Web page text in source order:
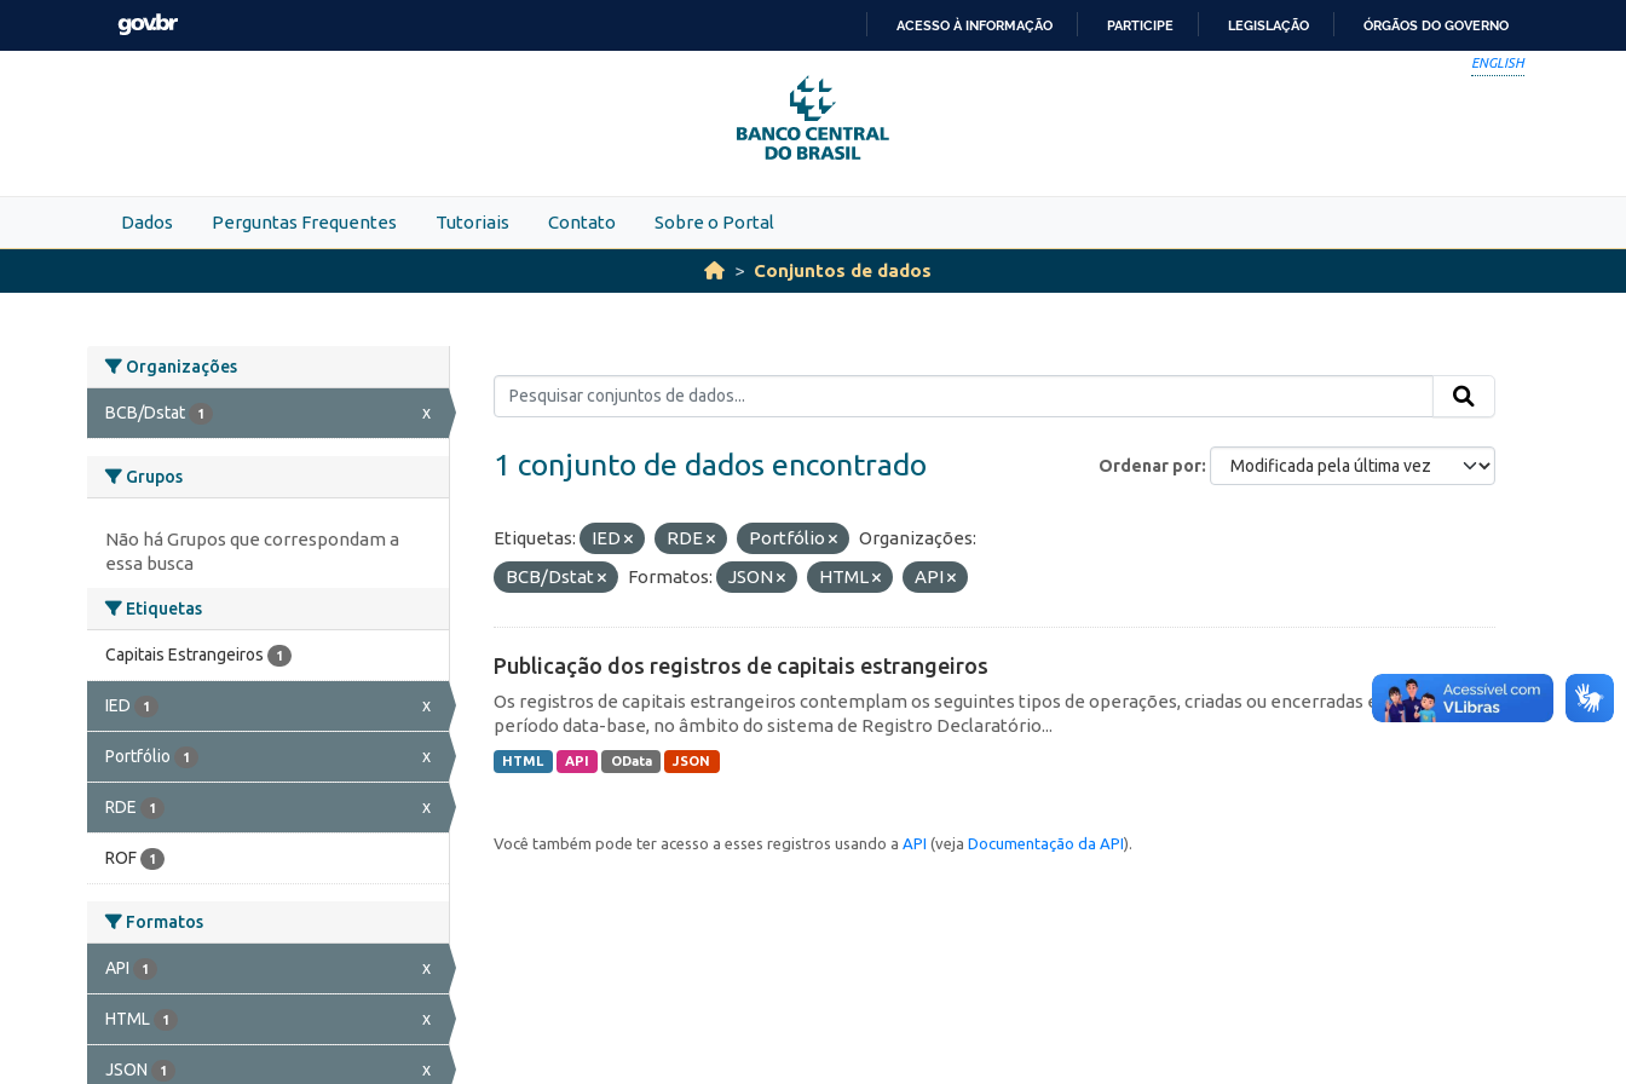
Skip to main content
PARA
O
CONTEÚDO
ACESSO À INFORMAÇÃO PARTICIPE LEGISLAÇÃO ÓRGÃOS DO GOVERNO
ENGLISH
Dados Perguntas Frequentes Tutoriais Contato Sobre o Portal
Conjuntos de dados
Organizações
BCB/Dstat 1 x
Grupos
Não há Grupos que correspondam a
essa busca
Etiquetas
Capitais Estrangeiros 1
IED 1 x
Portfólio 1 x
RDE 1 x
ROF 1
Formatos
API 1 x
HTML 1 x
JSON 1 x
Ordenar por
1 conjunto de dados encontrado
Etiquetas: IED RDE Portfólio
Organizações:
BCB/Dstat
Formatos: JSON HTML API
Publicação dos registros de capitais estrangeiros
Os registros de capitais estrangeiros contemplam os seguintes tipos de operações, criadas ou encerradas em cada
período data-base, no âmbito do sistema de Registro Declaratório...
HTML API OData JSON
Você também pode ter acesso a esses registros usando a API (veja Documentação da API).